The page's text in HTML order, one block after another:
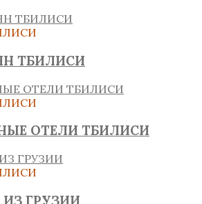
ТБИЛИСИ
ОТЕЛИ ТБИЛИСИ
ГРУЗИИ